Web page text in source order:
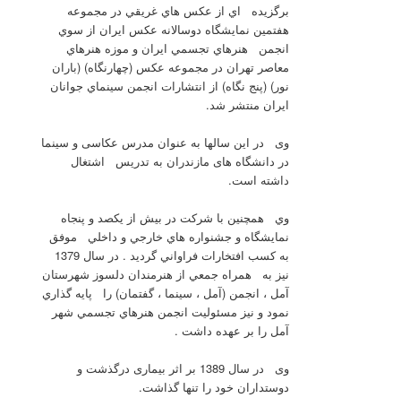
برگزيده اي از عكس هاي غريقي در مجموعه
هفتمين نمايشگاه دوسالانه عكس ايران از سوي
انجمن هنرهاي تجسمي ايران و موزه هنرهاي
معاصر تهران در مجموعه عكس (چهارنگاه) (باران
نور) (پنج نگاه) از انتشارات انجمن سينماي جوانان
ايران منتشر شد.
وی در این سالها به عنوان مدرس عکاسی و سینما
در دانشگاه های مازندران به تدریس اشتغال
داشته است.
وي همچنين با شركت در بيش از يكصد و پنجاه
نمايشگاه و جشنواره هاي خارجي و داخلي موفق
به كسب افتخارات فراواني گرديد . در سال 1379
نيز به همراه جمعي از هنرمندان دلسوز شهرستان
آمل ، انجمن (آمل ، سينما ، گفتمان) را پايه گذاري
نمود و نيز مسئوليت انجمن هنرهاي تجسمي شهر
آمل را بر عهده داشت .
وی در سال 1389 بر اثر بیماری درگذشت و
دوستداران خود را تنها گذاشت.